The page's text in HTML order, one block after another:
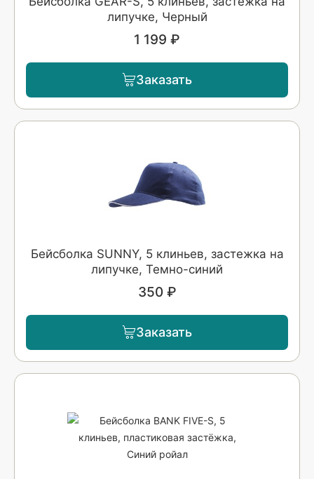
липучке, Черный
1 199 ₽
Заказать
Бейсболка SUNNY, 5 клиньев, застежка на
липучке, Темно-синий
350 ₽
Заказать